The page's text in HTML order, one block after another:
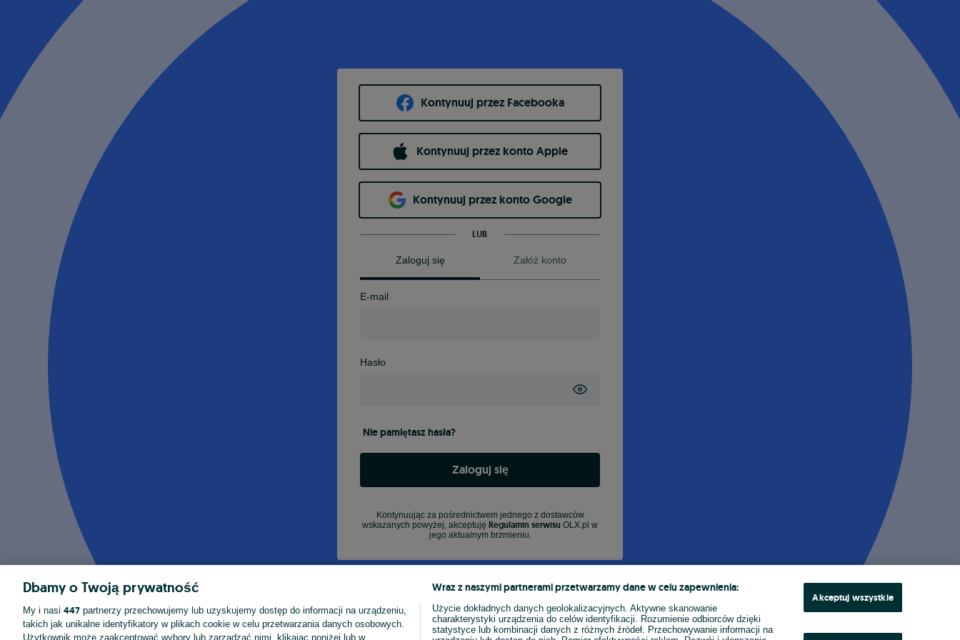
Kontynuuj przez Facebooka
Kontynuuj przez konto Apple
Kontynuuj przez konto Google
LUB
Zaloguj się Załóż konto
E-mail
Hasło
Nie pamiętasz hasła?
Zaloguj się
Kontynuując za pośrednictwem jednego z dostawców
wskazanych powyżej, akceptuję Regulamin serwisu OLX.pl w
jego aktualnym brzmieniu.
Dbamy o Twoją prywatność
My i nasi 447 partnerzy przechowujemy lub uzyskujemy dostęp do informacji na urządzeniu,
takich jak unikalne identyfikatory w plikach cookie w celu przetwarzania danych osobowych.
Użytkownik może zaakceptować wybory lub zarządzać nimi, klikając poniżej lub w
Wraz z naszymi partnerami przetwarzamy dane w celu zapewnienia:
Użycie dokładnych danych geolokalizacyjnych. Aktywne skanowanie
charakterystyki urządzenia do celów identyfikacji. Rozumienie odbiorców dzięki
statystyce lub kombinacji danych z różnych źródeł. Przechowywanie informacji na
Akceptuj wszystkie